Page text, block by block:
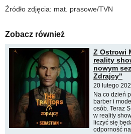
Źródło zdjęcia: mat. prasowe/TVN
Zobacz również
Z Ostrowi
reality
nowym
Zdrajcy"
20 lutego
Na co dzień
barber i
osób. Teraz
w reality
liczyć się
odporność na